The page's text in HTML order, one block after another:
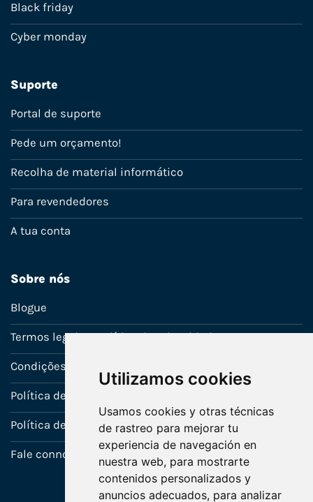
Utilizamos cookies
Usamos cookies y otras técnicas
de rastreo para mejorar tu
experiencia de navegación en
nuestra web, para mostrarte
contenidos personalizados y
anuncios adecuados, para analizar
Black friday
Cyber monday
Suporte
Portal de suporte
Pede um orçamento!
Recolha de material informático
Para revendedores
A tua conta
Sobre nós
Blogue
Termos legais e política de privacidade
Condições de venda
Política de Garantia
Política de utilização de cookies
Fale connosco